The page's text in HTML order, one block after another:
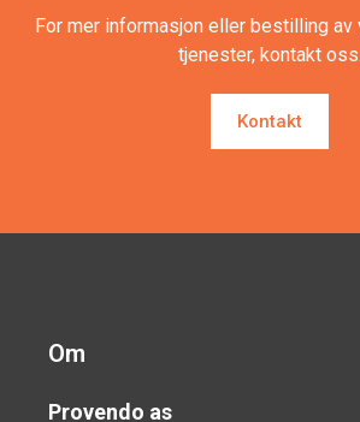
For mer informasjon eller bestilling av
tjenester, kontakt oss.
Kontakt
Om
Provendo as